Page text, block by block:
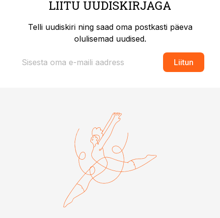
LIITU UUDISKIRJAGA
Telli uudiskiri ning saad oma postkasti päeva
olulisemad uudised.
Liitun